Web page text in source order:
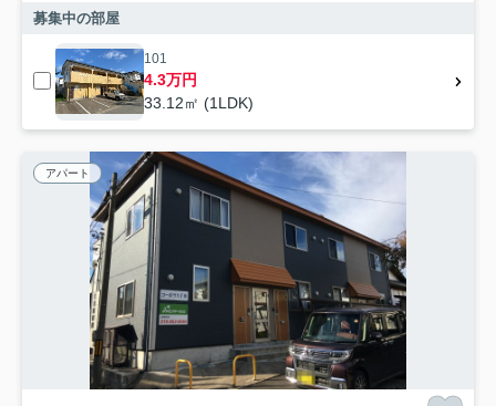
募集中の部屋
101
4.3万円
33.12㎡ (1LDK)
アパート